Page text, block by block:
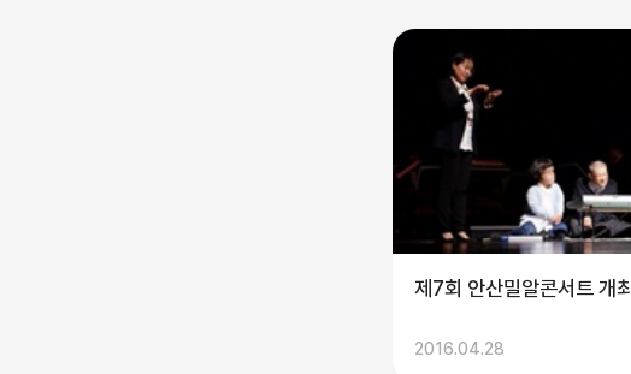
제7회 안산밀알콘서트 개최
2016.04.28